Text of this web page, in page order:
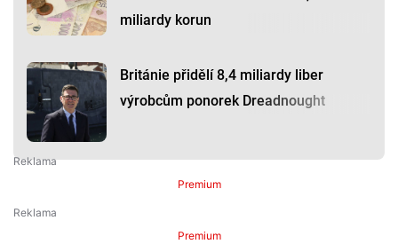
miliardy korun
Británie přidělí 8,4 miliardy liber
výrobcům ponorek Dreadnought
Premium
Premium